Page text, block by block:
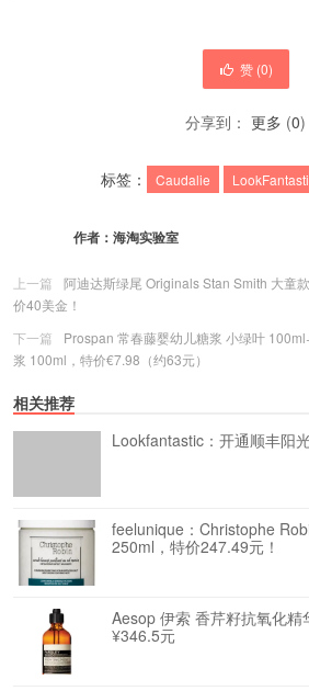
赞 (0)
分享到： 更多 (0)
标签： Caudalie
作者： 海淘实验室
上一篇
阿迪达斯绿尾 Originals Stan Smith 大童
价40美金！
下一篇
Prospan 常春藤婴幼儿糖浆 小绿叶
浆 100ml，特价€7.98（约63元）
相关推荐
Lookfantastic：开通顺丰阳
feelunique：Christophe
250ml，特价247.49元！
Aesop 伊索 香芹籽抗氧化精
¥346.5元